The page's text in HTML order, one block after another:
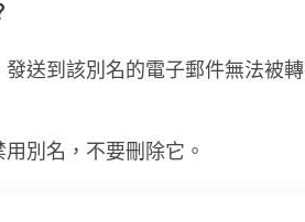
送到該別名的電子郵件無法被轉
別名，不要刪除它。